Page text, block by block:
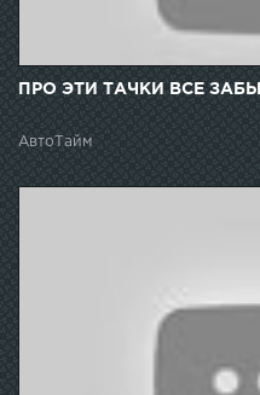
ПРО ЭТИ ТАЧКИ ВСЕ
АвтоТайм